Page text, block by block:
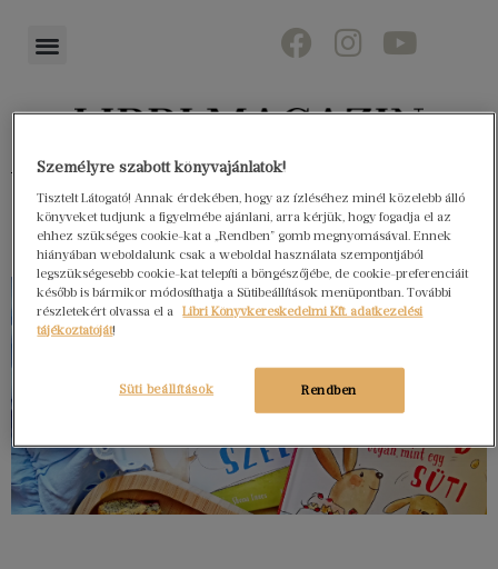
Könyvektől az olvasókig
Személyre szabott könyvajánlatok!
Tisztelt Látogató! Annak érdekében, hogy az ízléséhez minél közelebb álló
könyveket tudjunk a figyelmébe ajánlani, arra kérjük, hogy fogadja el az
ehhez szükséges cookie-kat a „Rendben” gomb megnyomásával. Ennek
hiányában weboldalunk csak a weboldal használata szempontjából
legszükségesebb cookie-kat telepíti a böngészőjébe, de cookie-preferenciáit
később is bármikor módosíthatja a Sütibeállítások menüpontban. További
részletekért olvassa el a
Libri Könyvkereskedelmi Kft. adatkezelési
tájékoztatóját!
Rendben
Süti beállítások